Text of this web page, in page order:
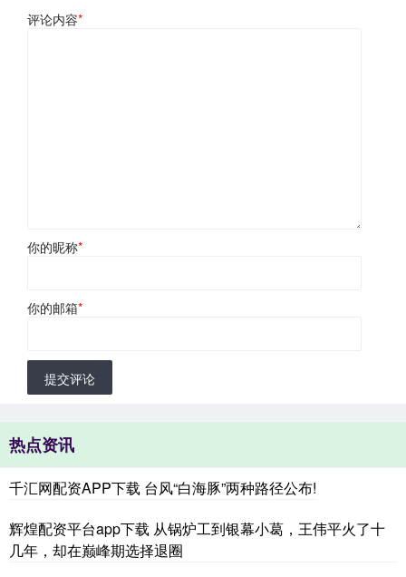
评论内容*
你的昵称*
你的邮箱*
提交评论
热点资讯
千汇网配资APP下载 台风“白海豚”两种路径公布!
辉煌配资平台app下载 从锅炉工到银幕小葛，王伟平火了十
几年，却在巅峰期选择退圈